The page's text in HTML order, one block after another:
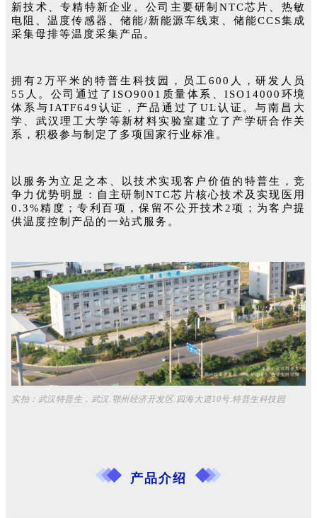
新技术、专精特新企业。公司主要研制NTC芯片、热敏
电阻、温度传感器、储能/新能源车线束、储能CCS集成
采集母排等温度采集产品。
拥有2万平米的特普生科技园，员工600人，研发人员
55人。公司通过了ISO9001质量体系、ISO14000环境
体系与IATF649认证，产品通过了UL认证。与南昌大
学、武汉理工大学等新材料实验室建立了产学研合作关
系，积极参与制定了多项国家行业标准。
以服务为立足之本、以技术实现客户价值的特普生，竞
争力优势明显：自主研制NTC芯片核心技术及实现医用
0.3%精度；专利百项，保留不公开技术2项；为客户提
供温度控制产品的一站式服务。
实拍：武汉特普生，武汉.鄂州经济开发区.四海大道10号.特普生科技园
产品介绍